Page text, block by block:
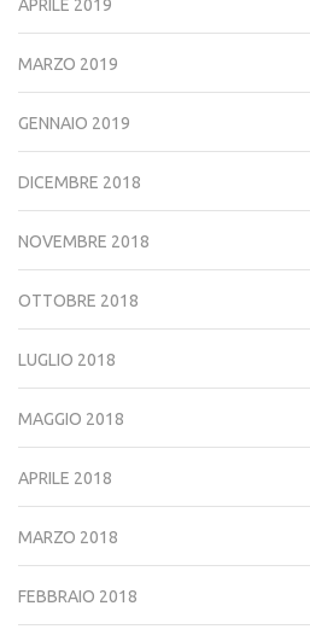
APRILE 2019
MARZO 2019
GENNAIO 2019
DICEMBRE 2018
NOVEMBRE 2018
OTTOBRE 2018
LUGLIO 2018
MAGGIO 2018
APRILE 2018
MARZO 2018
FEBBRAIO 2018